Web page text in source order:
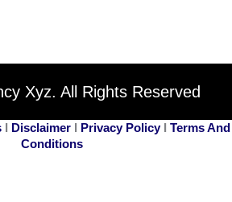
Xyz. All Rights Reserved
I Disclaimer I Privacy PolicyI Terms And
Conditions